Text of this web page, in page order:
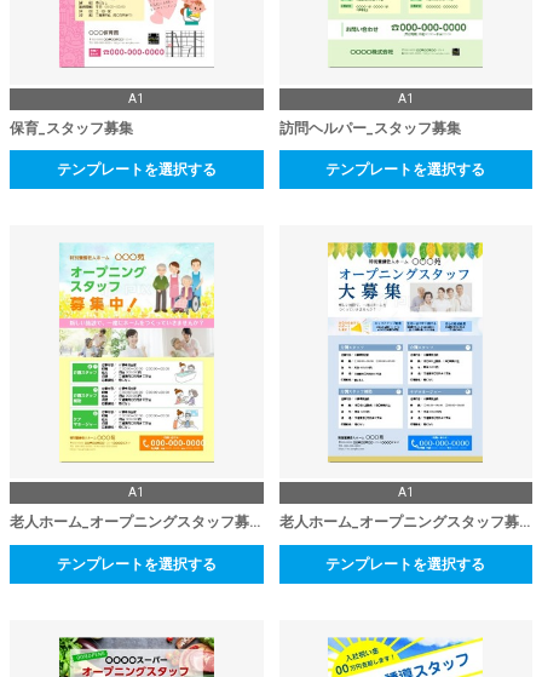
A1
保育_スタッフ募集
テンプレートを選択する
A1
訪問ヘルパー_スタッフ募集
テンプレートを選択する
A1
老人ホーム_オープニングスタッフ募集
テンプレートを選択する
A1
老人ホーム_オープニングスタッフ募集
テンプレートを選択する